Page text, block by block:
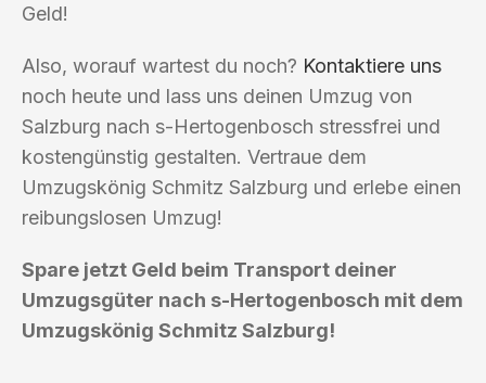
Geld!
Also, worauf wartest du noch? Kontaktiere uns
noch heute und lass uns deinen Umzug von
Salzburg nach s-Hertogenbosch stressfrei und
kostengünstig gestalten. Vertraue dem
Umzugskönig Schmitz Salzburg und erlebe einen
reibungslosen Umzug!
Spare jetzt Geld beim Transport deiner
Umzugsgüter nach s-Hertogenbosch mit dem
Umzugskönig Schmitz Salzburg!